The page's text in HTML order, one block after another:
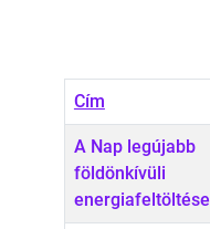
Cím
A Nap legújabb
földönkívüli
energiafeltöltése